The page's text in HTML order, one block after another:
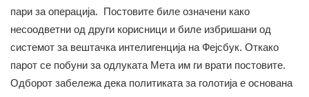
пари за операција. Постовите биле означени како
несоодветни од други корисници и биле избришани од
системот за вештачка интелигенција на Фејсбук. Откако
парот се побуни за одлуката Мета им ги врати постовите.
Одборот забележа дека политиката за голотија е основана